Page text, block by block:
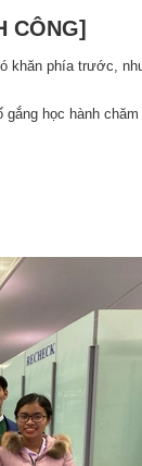
CÔNG]
khăn phía trước,
học hành